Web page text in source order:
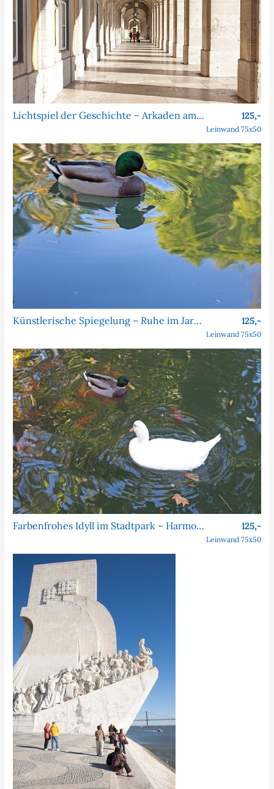
Lichtspiel der Geschichte – Arkaden am Praça do Comércio 125,-
Leinwand 75x50
Künstlerische Spiegelung – Ruhe im Jardim da Estrela 125,-
Leinwand 75x50
Farbenfrohes Idyll im Stadtpark – Harmonie im Park 125,-
Leinwand 75x50